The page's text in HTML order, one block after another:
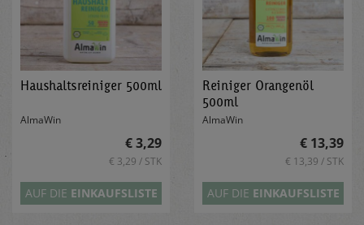
Haushaltsreiniger 500ml
AlmaWin
€ 3,29
€ 3,29 / STK
AUF DIE EINKAUFSLISTE
Reiniger Orangenöl
500ml
AlmaWin
€ 13,39
€ 13,39 / STK
AUF DIE EINKAUFSLISTE